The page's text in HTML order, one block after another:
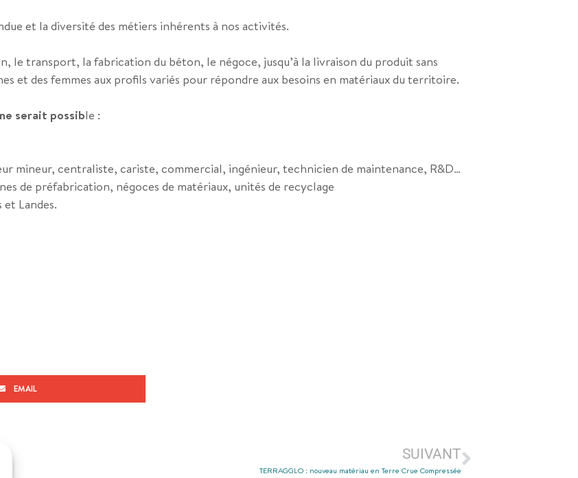
et la diversité des métiers inhérents à nos activités.
le transport, la fabrication du béton, le négoce, jusqu’à la livraison du produit sans
des femmes aux profils variés pour répondre aux besoins en matériaux du territoire.
serait possible :
mineur, centraliste, cariste, commercial, ingénieur, technicien de maintenance, R&D…
de préfabrication, négoces de matériaux, unités de recyclage
Landes.
EMAIL
SUIVANT
TERRAGGLO : nouveau matériau en Terre Crue Compressée